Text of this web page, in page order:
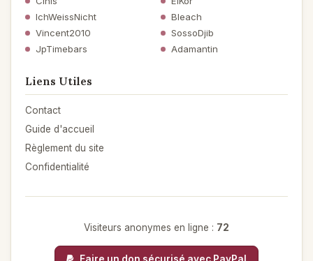
IchWeissNicht
Bleach
Vincent2010
SossoDjib
JpTimebars
Adamantin
Liens Utiles
Contact
Guide d'accueil
Règlement du site
Confidentialité
Visiteurs anonymes en ligne : 72
Faire un don sécurisé avec PayPal